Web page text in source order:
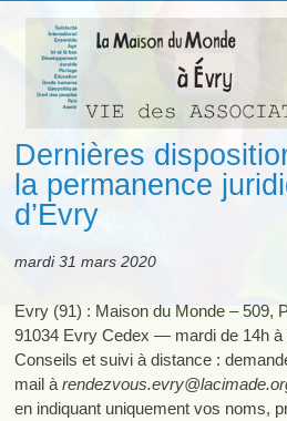
Dernières
la permanence
d’Evry
mardi 31 mars 2020
Evry (91) : Maison du Monde – 509,
91034 Evry Cedex — mardi de 14h à
Conseils et suivi à distance :
mail à rendezvous.evry@
en indiquant uniquement vos noms,